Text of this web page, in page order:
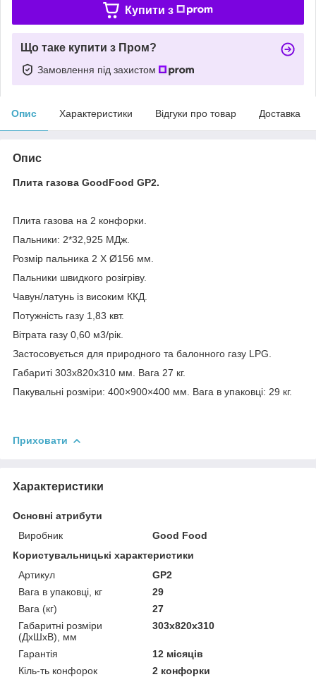
Купити з
Що таке купити з Пром?
Замовлення під захистом
Опис Характеристики Відгуки про товар Доставка
Опис
Плита газова GoodFood GP2.
Плита газова на 2 конфорки.
Пальники: 2*32,925 МДж.
Розмір пальника 2 X Ø156 мм.
Пальники швидкого розігріву.
Чавун/латунь із високим ККД.
Потужність газу 1,83 квт.
Вітрата газу 0,60 м3/рік.
Застосовується для природного та балонного газу LPG.
Габариті 303х820х310 мм. Вага 27 кг.
Пакувальні розміри: 400×900×400 мм. Вага в упаковці: 29 кг.
Приховати
Характеристики
Основні атрибути
Виробник
Good Food
Користувальницькі характеристики
Артикул
GP2
Вага в упаковці, кг
29
Вага (кг)
27
Габаритні розміри
(ДхШхВ), мм
303х820х310
Гарантія
12 місяців
Кіль-ть конфорок
2 конфорки